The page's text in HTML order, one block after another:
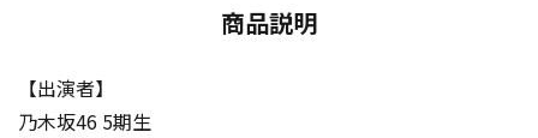
商品説明
【出演者】
乃木坂46 5期生